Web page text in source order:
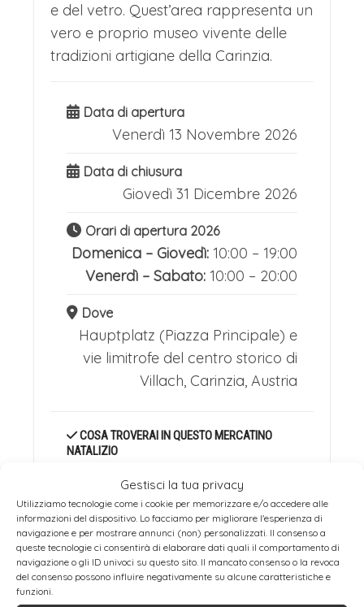
Gestisci la tua privacy
Utilizziamo tecnologie come i cookie per memorizzare e/o accedere alle
informazioni del dispositivo. Lo facciamo per migliorare l'esperienza di
navigazione e per mostrare annunci (non) personalizzati. Il consenso a
queste tecnologie ci consentirà di elaborare dati quali il comportamento di
navigazione o gli ID univoci su questo sito. Il mancato consenso o la revoca
del consenso possono influire negativamente su alcune caratteristiche e
funzioni.
e del vetro. Quest’area rappresenta un
vero e proprio museo vivente delle
tradizioni artigiane della Carinzia.
Data di apertura
Venerdì 13 Novembre 2026
Data di chiusura
Giovedì 31 Dicembre 2026
Orari di apertura 2026
Domenica – Giovedì: 10:00 – 19:00
Venerdì – Sabato: 10:00 – 20:00
Dove
Hauptplatz (Piazza Principale) e
vie limitrofe del centro storico di
Villach, Carinzia, Austria
COSA TROVERAI IN QUESTO MERCATINO
NATALIZIO
Oltre 70 bancarelle di
artigianato tradizionale
Decorazioni natalizie in legno
intagliato a mano
Ceramiche artistiche e
sculture in vetro soffiato
Candele artigianali e lavori a